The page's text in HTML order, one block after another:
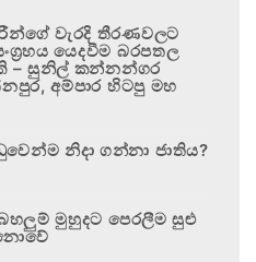
වැරදි තීරණවලට
යෙදවීම බරපතල
– සුනිල් කන්නන්ගර
අම්පාර හිටපු මහ
නිදා ගන්නා ජාතිය?
මුහුදට පෙරලීම සුළු